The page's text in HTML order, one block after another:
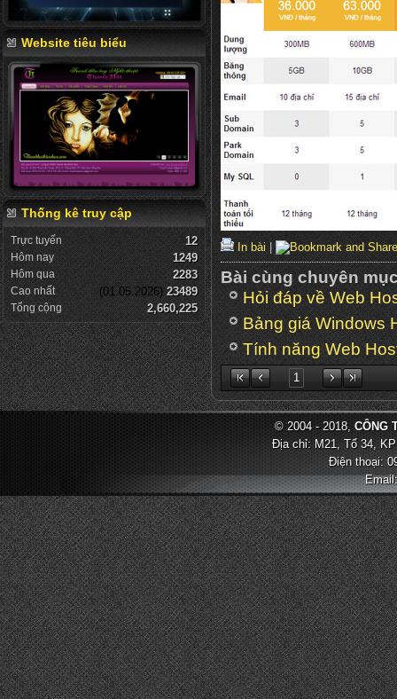
Website tiêu biểu
Thống kê truy cập
Trực tuyến 12
Hôm nay 1249
Hôm qua 2283
Cao nhất (01.05.2026) 23489
Tổng cộng 2,660,225
In bài |
Bài cùng chuyên
Hỏi đáp về Web
Bảng giá Windows
Tính năng Web
1
© 2004 - 2018, CÔNG
Địa chỉ: M21, Tổ 34,
Điện thoại: